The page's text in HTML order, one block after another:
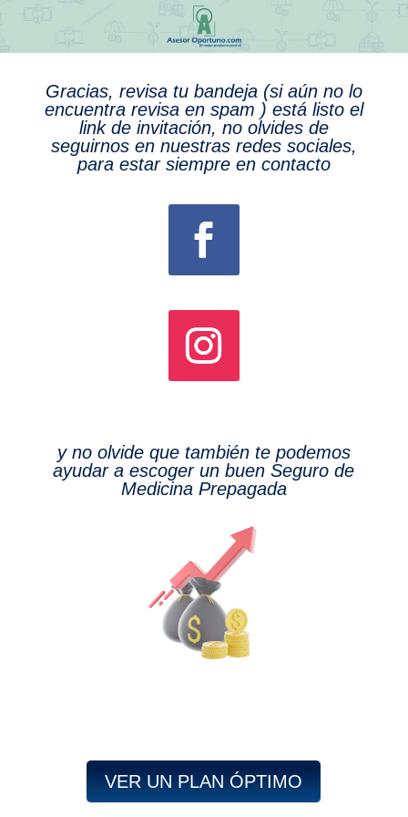
Gracias, revisa tu bandeja (si aún no lo
encuentra revisa en spam ) está listo el
link de invitación, no olvides de
seguirnos en nuestras redes sociales,
para estar siempre en contacto
y no olvide que también te podemos
ayudar a escoger un buen Seguro de
Medicina Prepagada
VER UN PLAN ÓPTIMO